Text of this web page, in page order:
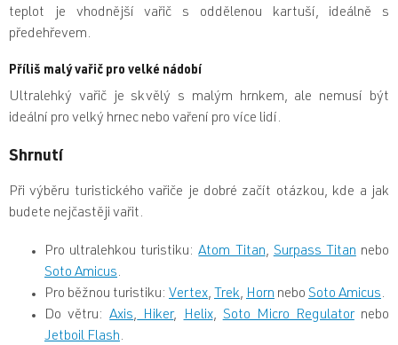
teplot je vhodnější vařič s oddělenou kartuší, ideálně s
předehřevem.
Příliš malý vařič pro velké nádobí
Ultralehký vařič je skvělý s malým hrnkem, ale nemusí být
ideální pro velký hrnec nebo vaření pro více lidí.
Shrnutí
Při výběru turistického vařiče je dobré začít otázkou, kde a jak
budete nejčastěji vařit.
Pro ultralehkou turistiku:Atom Titan, Surpass Titan nebo
Soto Amicus.
Pro běžnou turistiku: Vertex, Trek, Horn nebo Soto Amicus.
Do větru:Axis, Hiker, Helix, Soto Micro Regulatornebo
Jetboil Flash.